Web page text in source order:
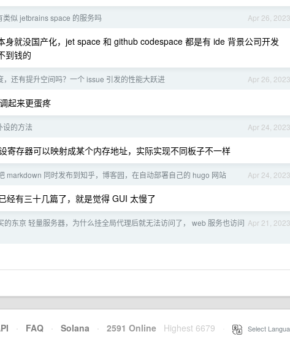
Apr 26, 2023
类似 jetbrains space 的服务吗
身就没国产化，jet space 和 github codespace 都是有 ide 背景公司开发
到钱的
Apr 26, 2023
，还有提升空间吗？一个 issue 引发的性能大跃进
起来更蛋疼
Apr 24, 2023
设的方法
寄存器可以映射成某个内存地址，实际实现不同板子不一样
Apr 24, 2023
markdown 同时发布到知乎，博客园，在自动部署自己的 hugo 网站
经有三十几篇了，就是觉得 GUI 太慢了
Apr 21, 2023
的东京 轻量服务器，为什么挂全局代理后就无法访问了， web 服务也访问
· FAQ · Solana · 2591 Online Highest 6679 Select